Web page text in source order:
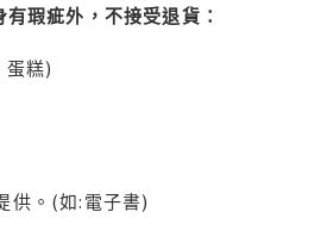
瑕疵外，不接受退貨：
蛋糕)
供。(如:電子書)